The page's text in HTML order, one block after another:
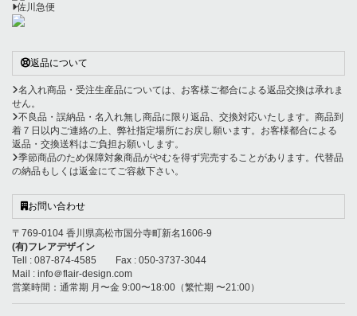
佐川急便
返品について
名入れ商品・受注生産品については、お客様ご都合による返品交換は承れま
せん。
不良品・誤納品・名入れ無し商品に限り返品、交換対応いたします。商品到
着７日以内ご連絡の上、弊社指定場所にお戻し願います。お客様都合による
返品・交換送料はご負担お願いします。
季節商品のため保障対象商品がやむを得ず完売することがあります。代替品
の納品もしくは返金にてご容赦下さい。
お問い合わせ
〒769-0104 香川県高松市国分寺町新名1606-9
(有)フレアデザイン
Tell : 087-874-4585 Fax : 050-3737-3044
Mail : info＠flair-design.com
営業時間：通常期 月〜金 9:00〜18:00（繁忙期 〜21:00）